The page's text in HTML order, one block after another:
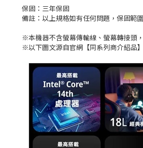
保固：三年保固
備註：以上規格如有任何問題，保固範
※本機器不含螢幕傳輸線、螢幕轉接頭
※以下圖文源自官網【同系列商介紹品